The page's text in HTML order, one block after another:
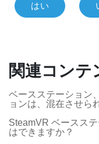
はい
関連コンテ
ベースステーション
ョンは、混在させら
SteamVR ベースス
はできますか？